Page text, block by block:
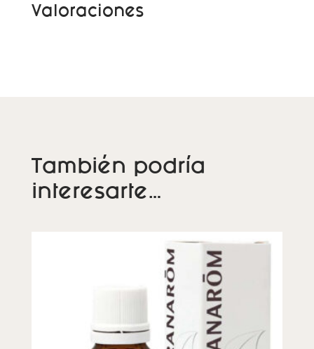
Valoraciones
También podría
interesarte…